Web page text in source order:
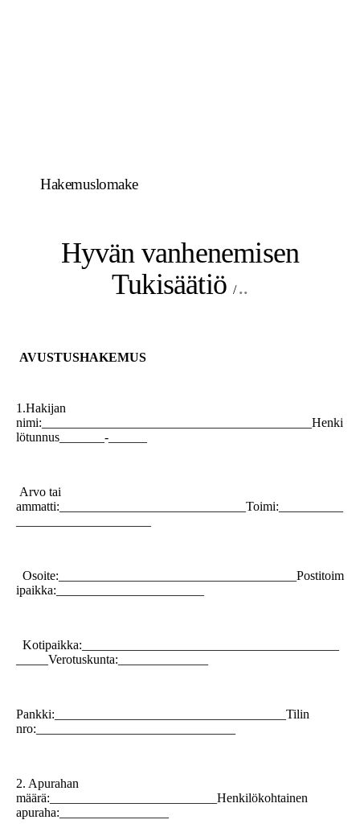
Hakemuslomake
Hyvän vanhenemisen
Tukisäätiö/..
AVUSTUSHAKEMUS
1.Hakijan
nimi:__________________________________________Henki
lötunnus_______-______
Arvo tai
ammatti:_____________________________Toimi:__________
Osoite:_____________________________________Postitoim
ipaikka:_______________________
Kotipaikka:________________________________________
_____Verotuskunta:______________
Pankki:____________________________________Tilin
nro:_______________________________
2. Apurahan
määrä:__________________________Henkilökohtainen
apuraha:_________________